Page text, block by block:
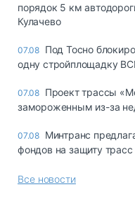
порядок 5 км
Кулачево
07.08 Под Тосно
одну стройплощадку
07.08 Проект трассы
замороженным из-за
07.08 Минтранс
фондов на защиту
Все новости